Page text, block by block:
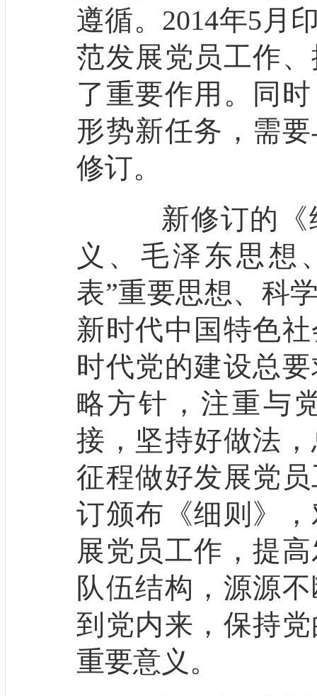
遵循。2014年5月
范发展党员工作
了重要作用。同
形势新任务，需
修订。
新修订的《
义、毛泽东思想
表”重要思想、科
新时代中国特色
时代党的建设总
略方针，注重与
接，坚持好做法
征程做好发展党
订颁布《细则》
展党员工作，提
队伍结构，源源
到党内来，保持
重要意义。